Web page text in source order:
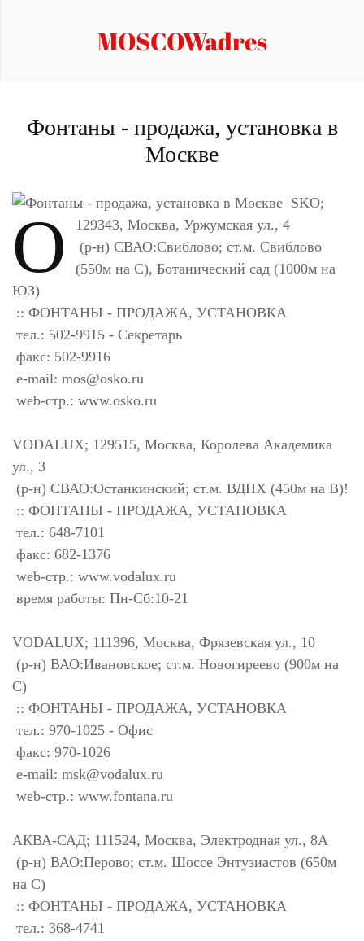
MOSCOWadres
Фонтаны - продажа, установка в
Москве
O
SKO;
129343, Москва, Уржумская ул., 4
(р-н) СВАО:Свиблово; ст.м. Свиблово
(550м на С), Ботанический сад (1000м на
ЮЗ)
:: ФОНТАНЫ - ПРОДАЖА, УСТАНОВКА
тел.: 502-9915 - Секретарь
факс: 502-9916
e-mail: mos@osko.ru
web-стр.: www.osko.ru
VODALUX; 129515, Москва, Королева Академика
ул., 3
(р-н) СВАО:Останкинский; ст.м. ВДНХ (450м на В)!
:: ФОНТАНЫ - ПРОДАЖА, УСТАНОВКА
тел.: 648-7101
факс: 682-1376
web-стр.: www.vodalux.ru
время работы: Пн-Сб:10-21
VODALUX; 111396, Москва, Фрязевская ул., 10
(р-н) ВАО:Ивановское; ст.м. Новогиреево (900м на
С)
:: ФОНТАНЫ - ПРОДАЖА, УСТАНОВКА
тел.: 970-1025 - Офис
факс: 970-1026
e-mail: msk@vodalux.ru
web-стр.: www.fontana.ru
АКВА-САД; 111524, Москва, Электродная ул., 8А
(р-н) ВАО:Перово; ст.м. Шоссе Энтузиастов (650м
на С)
:: ФОНТАНЫ - ПРОДАЖА, УСТАНОВКА
тел.: 368-4741